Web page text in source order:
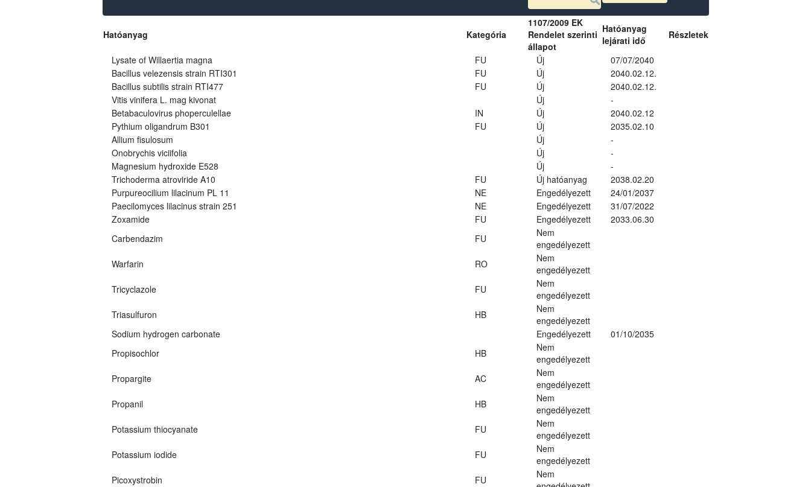
Hatóanyag Kategória
1107/2009 EK
Rendelet szerinti
állapot
Hatóanyag
lejárati idő
Részletek
Lysate of Willaertia magna FU Új
07/07/2040
Bacillus velezensis strain RTI301
FU Új
2040.02.12.
Bacillus subtilis strain RTI477
FU Új
2040.02.12.
Vitis vinifera L. mag kivonat
Új
-
Betabaculovirus phoperculellae
IN Új
2040.02.12
Pythium oligandrum B301
FU Új
2035.02.10
Allium fisulosum
Új
-
Onobrychis viciifolia
Új
-
Magnesium hydroxide E528
Új
-
Trichoderma atroviride A10
FU Új hatóanyag
2038.02.20
Purpureocilium lilacinum PL 11
NE Engedélyezett
24/01/2037
Paecilomyces lilacinus strain 251
NE Engedélyezett
31/07/2022
Zoxamide
FU Engedélyezett
2033.06.30
Carbendazim
FU
Nem
engedélyezett
Warfarin
RO
Nem
engedélyezett
Tricyclazole
FU
Nem
engedélyezett
Triasulfuron
HB
Nem
engedélyezett
Sodium hydrogen carbonate
Engedélyezett
01/10/2035
Propisochlor
HB
Nem
engedélyezett
Propargite
AC
Nem
engedélyezett
Propanil
HB
Nem
engedélyezett
Potassium thiocyanate
FU
Nem
engedélyezett
Potassium iodide
FU
Nem
engedélyezett
Picoxystrobin
FU
Nem